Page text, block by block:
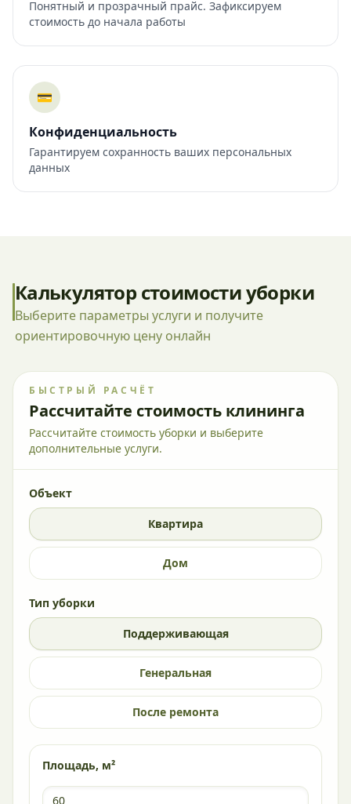
Понятный и прозрачный прайс. Зафиксируем
стоимость до начала работы
💳
Конфиденциальность
Гарантируем сохранность ваших персональных
данных
Калькулятор стоимости уборки
Выберите параметры услуги и получите
ориентировочную цену онлайн
БЫСТРЫЙ РАСЧЁТ
Рассчитайте стоимость клининга
Рассчитайте стоимость уборки и выберите
дополнительные услуги.
Объект
Квартира
Дом
Тип уборки
Поддерживающая
Генеральная
После ремонта
Площадь, м²